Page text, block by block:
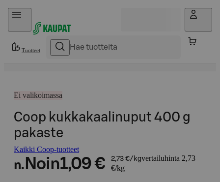
Hyppää sisältöön
Tuotteet
Ei valikoimassa
Coop kukkakaalinuput 400 g
pakaste
Kaikki Coop-tuotteet
n. Noin1,09 € 2,73 €/kgvertailuhinta 2,73
€/kg